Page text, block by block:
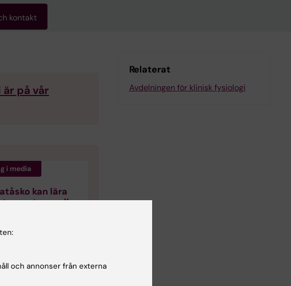
kontakt
på vår
i media
kan lära
liv
Gonzalo
Radio om
hur
påverkar
Relaterat
Avdelningen för klinisk fysiologi
och annonser från externa